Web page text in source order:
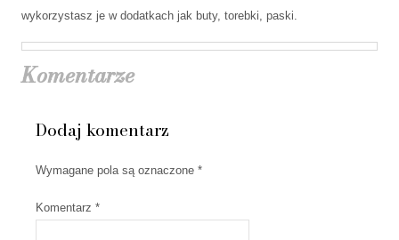
wykorzystasz je w dodatkach jak buty, torebki, paski.
Komentarze
Dodaj komentarz
Wymagane pola są oznaczone *
Komentarz *